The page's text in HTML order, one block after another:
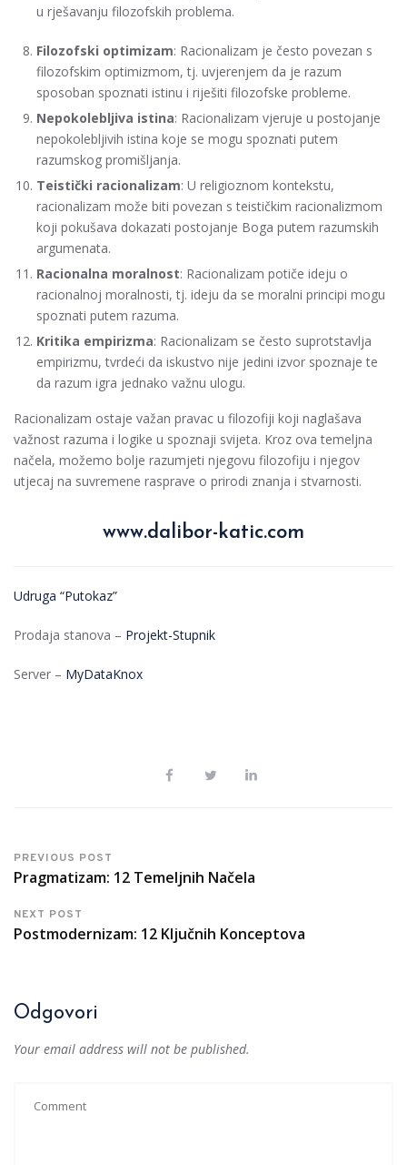
u rješavanju filozofskih problema.
Filozofski optimizam: Racionalizam je često povezan s
filozofskim optimizmom, tj. uvjerenjem da je razum
sposoban spoznati istinu i riješiti filozofske probleme.
Nepokolebljiva istina: Racionalizam vjeruje u postojanje
nepokolebljivih istina koje se mogu spoznati putem
razumskog promišljanja.
Teistički racionalizam: U religioznom kontekstu,
racionalizam može biti povezan s teističkim racionalizmom
koji pokušava dokazati postojanje Boga putem razumskih
argumenata.
Racionalna moralnost: Racionalizam potiče ideju o
racionalnoj moralnosti, tj. ideju da se moralni principi mogu
spoznati putem razuma.
Kritika empirizma: Racionalizam se često suprotstavlja
empirizmu, tvrdeći da iskustvo nije jedini izvor spoznaje te
da razum igra jednako važnu ulogu.
Racionalizam ostaje važan pravac u filozofiji koji naglašava
važnost razuma i logike u spoznaji svijeta. Kroz ova temeljna
načela, možemo bolje razumjeti njegovu filozofiju i njegov
utjecaj na suvremene rasprave o prirodi znanja i stvarnosti.
www.dalibor-katic.com
Udruga “Putokaz”
Prodaja stanova – Projekt-Stupnik
Server – MyDataKnox
PREVIOUS POST
Pragmatizam: 12 Temeljnih Načela
NEXT POST
Postmodernizam: 12 Ključnih Konceptova
Odgovori
Your email address will not be published.